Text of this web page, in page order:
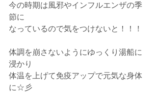
今の時期は風邪やインフルエンザの季
節に
なっているので気をつけないと！！！
体調を崩さないようにゆっくり湯船に
浸かり
体温を上げて免疫アップで元気な身体
に☆彡